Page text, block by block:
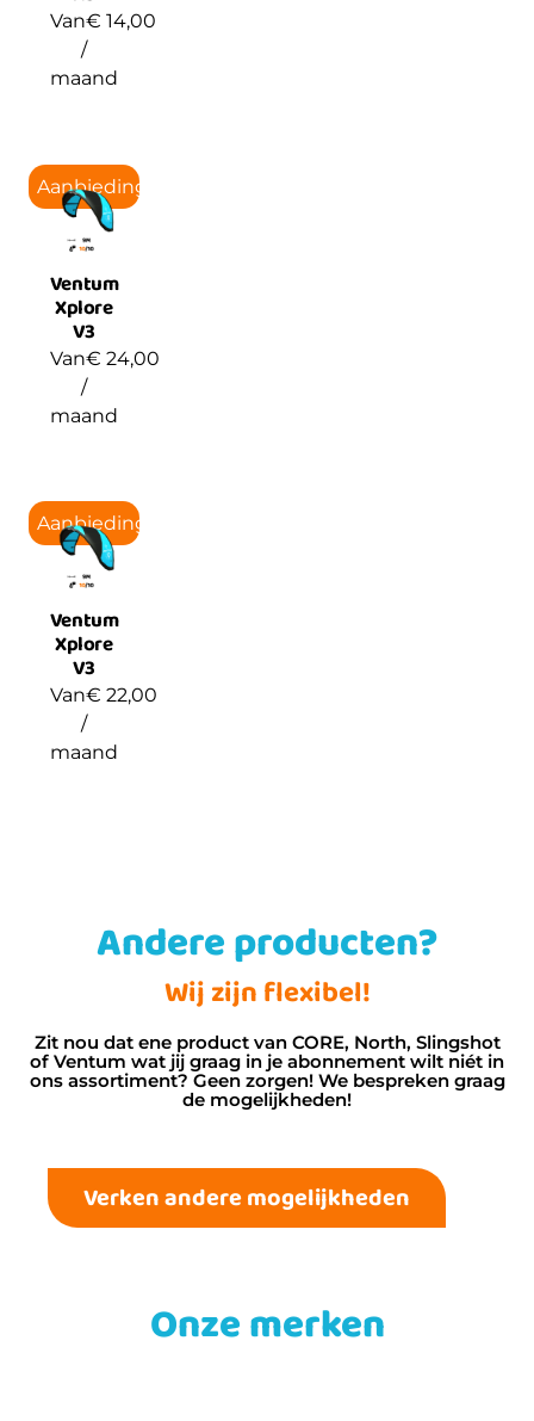
Van€ 14,00
/
maand
Aanbieding!
Ventum
Xplore
V3
Van€ 24,00
/
maand
Aanbieding!
Ventum
Xplore
V3
Van€ 22,00
/
maand
Andere producten?
Wij zijn flexibel!
Zit nou dat ene product van CORE, North, Slingshot
of Ventum wat jij graag in je abonnement wilt niét in
ons assortiment? Geen zorgen! We bespreken graag
de mogelijkheden!
Verken andere mogelijkheden
Onze merken